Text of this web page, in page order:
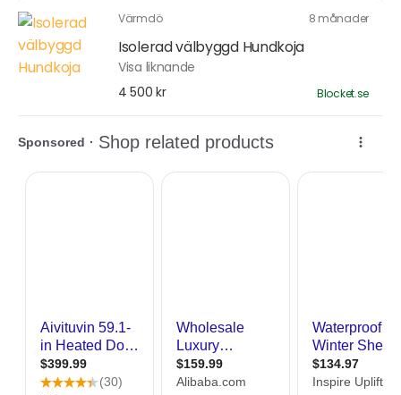
Värmdö 8 månader
Isolerad välbyggd Hundkoja
Visa liknande
4 500 kr
Blocket.se